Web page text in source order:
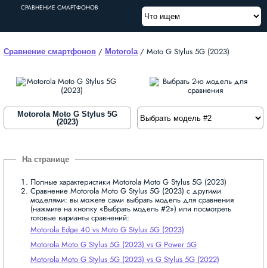
СРАВНЕНИЕ СМАРТФОНОВ
Сравнение смартфонов / Motorola / Moto G Stylus 5G (2023)
Motorola Moto G Stylus 5G
(2023)
Полные характеристики Motorola Moto G Stylus 5G (2023)
Сравнение Motorola Moto G Stylus 5G (2023) с другими
моделями: вы можете сами выбрать модель для сравнения
(нажмите на кнопку «Выбрать модель #2») или посмотреть
готовые варианты сравнений:
Motorola Edge 40 vs Moto G Stylus 5G (2023)
Motorola Moto G Stylus 5G (2023) vs G Power 5G
Motorola Moto G Stylus 5G (2023) vs G Stylus 5G (2022)